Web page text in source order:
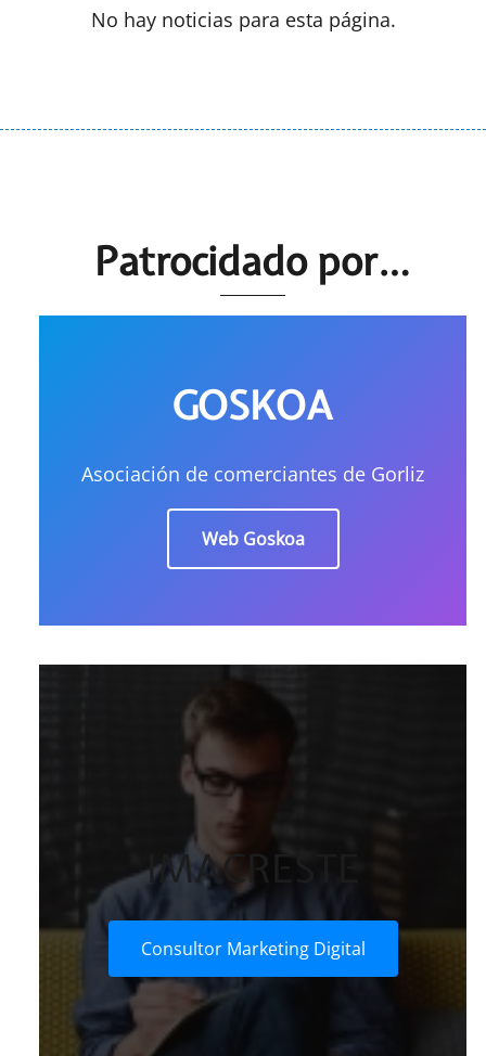
No hay noticias para esta página.
Patrocidado por…
GOSKOA
Asociación de comerciantes de Gorliz
Web Goskoa
IMACRESTE
Consultor Marketing Digital